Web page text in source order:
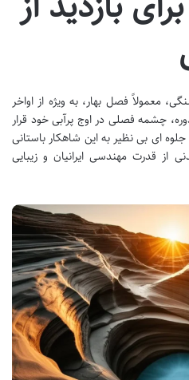
معمولاً فصل بهار، به ویژه از اواخر
چشمه فصلی در اوج پرآبی خود قرار
ای بی نظیر به این شاهکار باستانی
قدرت مهندسی ایرانیان و زیبایی